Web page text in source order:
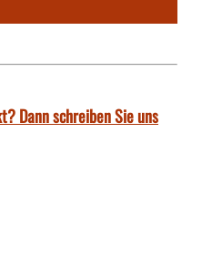
Dann schreiben Sie uns